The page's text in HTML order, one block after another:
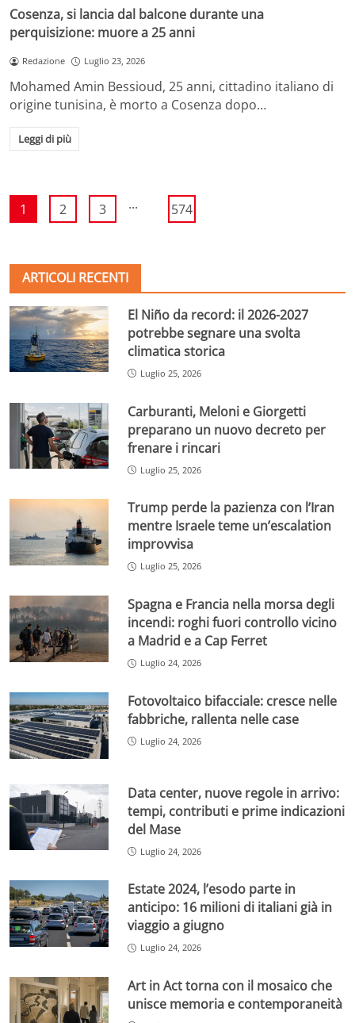
Cosenza, si lancia dal balcone durante una
perquisizione: muore a 25 anni
Redazione Luglio 23, 2026
Mohamed Amin Bessioud, 25 anni, cittadino italiano di
origine tunisina, è morto a Cosenza dopo…
Leggi di più
1 2 3 ... 574
ARTICOLI RECENTI
El Niño da record: il 2026-2027
potrebbe segnare una svolta
climatica storica
Luglio 25, 2026
Carburanti, Meloni e Giorgetti
preparano un nuovo decreto per
frenare i rincari
Luglio 25, 2026
Trump perde la pazienza con l’Iran
mentre Israele teme un’escalation
improvvisa
Luglio 25, 2026
Spagna e Francia nella morsa degli
incendi: roghi fuori controllo vicino
a Madrid e a Cap Ferret
Luglio 24, 2026
Fotovoltaico bifacciale: cresce nelle
fabbriche, rallenta nelle case
Luglio 24, 2026
Data center, nuove regole in arrivo:
tempi, contributi e prime indicazioni
del Mase
Luglio 24, 2026
Estate 2024, l’esodo parte in
anticipo: 16 milioni di italiani già in
viaggio a giugno
Luglio 24, 2026
Art in Act torna con il mosaico che
unisce memoria e contemporaneità